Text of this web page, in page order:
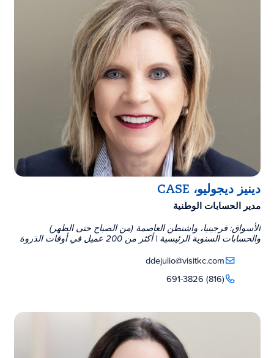
دينيز ديجوليو، CASE
مدير الحسابات الوطنية
الأسواق: فرجينيا، واشنطن العاصمة (من الصباح حتى الظهر)
والحسابات السنوية الرئيسية | أكثر من 200 عميل في أوقات الذروة
ddejulio@visitkc.com
(816) 691-3826